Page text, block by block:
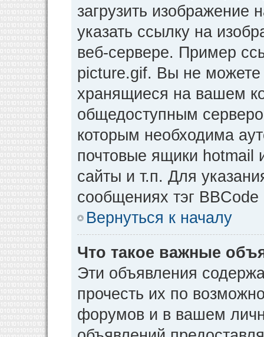
загрузить
указать ссылку на
веб-сервере. Пример
picture.gif. Вы не можете
хранящиеся на вашем
общедоступным
которым необходима
почтовые ящики
сайты и т.п. Для
сообщениях тэг BBCode
Вернуться к началу
Что такое важные
Эти объявления
прочесть их по
форумов и в вашем